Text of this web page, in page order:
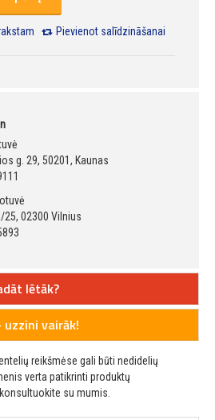
Pievienot salīdzināšanai
g. 29, 50201, Kaunas
25, 02300 Vilnius
lētāk?
uzzini vairāk!
reikšmėse gali būti nedidelių
verta patikrinti produktų
su mumis.